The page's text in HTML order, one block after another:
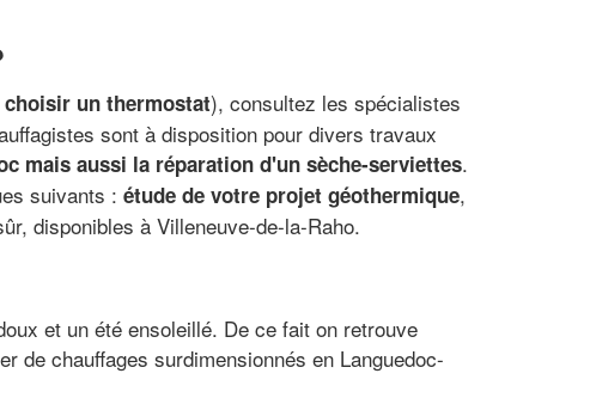
un thermostat), consultez les spécialistes
sont à disposition pour divers travaux
mais aussi la réparation d'un sèche-serviettes.
suivants : étude de votre projet géothermique,
disponibles à Villeneuve-de-la-Raho.
et un été ensoleillé. De ce fait on retrouve
de chauffages surdimensionnés en Languedoc-